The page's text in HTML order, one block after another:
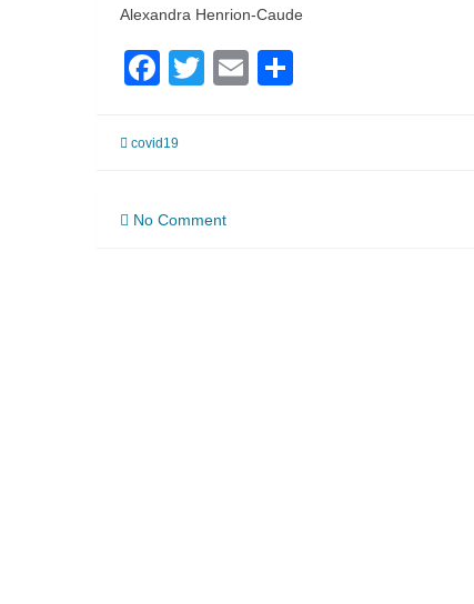
Alexandra Henrion-Caude
Facebook
TwitterEmail
covid19
Navigation
No Comment